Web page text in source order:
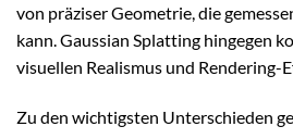
von präziser Geometrie, die
kann. Gaussian Splatting hingegen
visuellen Realismus und Rendering-
Zu den wichtigsten Unterschieden